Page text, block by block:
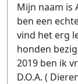
Mijn naam is
ben een
vind het erg
honden
2019 ben ik
D.O.A. (